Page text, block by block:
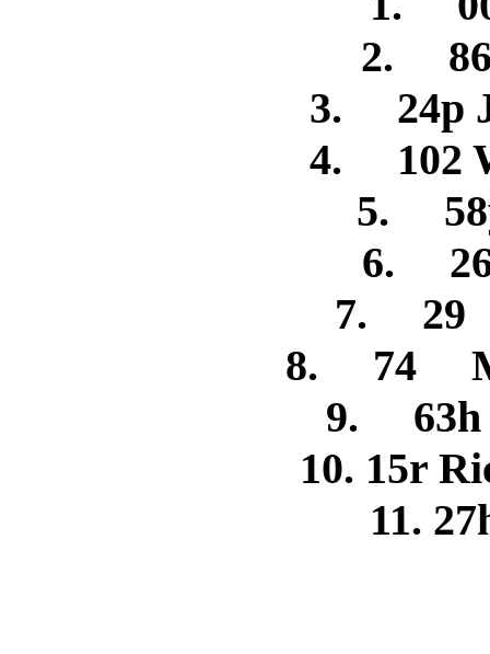
2.
3. 24p
4. 102
5.
6. 26
7. 29
8. 74
9. 63h
10. 15r
11.